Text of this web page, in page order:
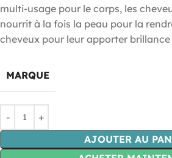
multi-usage pour le corps, les
nourrit à la fois la peau pour la
cheveux pour leur apporter brillance
MARQUE
AJOUTER AU